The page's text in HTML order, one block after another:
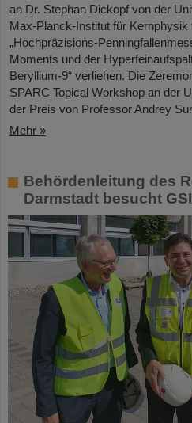
an Dr. Stephan Dickopf von der
Max-Planck-Institut für Kernphysik
„Hochpräzisions-
Moments und der
Beryllium-9“ verliehen. Die
SPARC Topical Workshop an der
der Preis von Professor Andrey
Mehr »
Behördenleitung des
Darmstadt besucht